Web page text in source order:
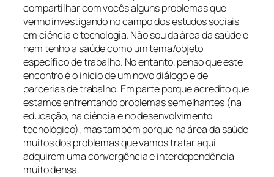
compartilhar com vocês alguns problemas que
venho investigando no campo dos estudos sociais
em ciência e tecnologia. Não sou da área da saúde e
nem tenho a saúde como um tema/objeto
específico de trabalho. No entanto, penso que este
encontro é o início de um novo diálogo e de
parcerias de trabalho. Em parte porque acredito que
estamos enfrentando problemas semelhantes (na
educação, na ciência e no desenvolvimento
tecnológico), mas também porque na área da saúde
muitos dos problemas que vamos tratar aqui
adquirem uma convergência e interdependência
muito densa.